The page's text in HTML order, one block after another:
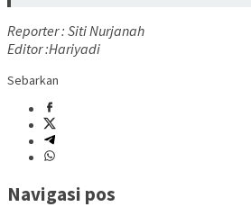
Reporter : Siti Nurjanah
Editor :Hariyadi
Sebarkan
Navigasi pos